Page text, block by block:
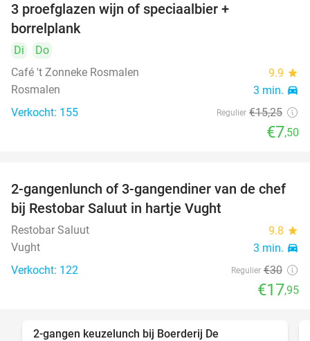
3 proefglazen wijn of speciaalbier +
borrelplank
Di
Do
Café 't Zonneke Rosmalen
9.9 star
Rosmalen 3 min. directions_car
Verkocht: 155 Regulier €15,25
€7,50
40%
2-gangenlunch of 3-gangendiner van de chef
bij Restobar Saluut in hartje Vught
Restobar Saluut 9.8 star
Vught 3 min. directions_car
Verkocht: 122 Regulier €30
€17,95
2-gangen keuzelunch bij Boerderij De